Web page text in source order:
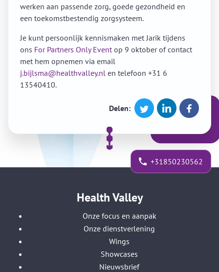
werken aan passende zorg, goede gezondheid en
een toekomstbestendig zorgsysteem.
Je kunt persoonlijk kennismaken met Jarik tijdens
ons For Partners Only Eventop 9 oktober of contact
met hem opnemen via email
j.bijlsma@healthvalley.nl en telefoon +31 6
13540410.
Delen:
+31850230562
Health Valley
Onze focus en aanpak
Onze dienstverlening
Wings
Showcases
Nieuwsbrief